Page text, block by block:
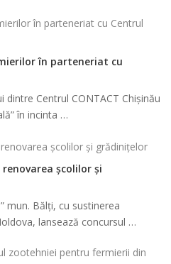
în parteneriat cu
Centrul CONTACT Chișinău
în incinta …
școlilor și
mun. Bălți, cu sustinerea
lansează concursul …